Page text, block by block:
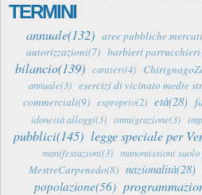
TERMINI
annuale(132) aree pubbliche
autorizzazioni(7) barbieri parrucchieri
bilancio(139) cantieri(4)
annuale(3) esercizi di vicinato medie
commerciali(9) esproprio(2) età(28)
idoneità alloggi(3) immigrazione(3)
pubblici(145) legge speciale per
manifestazioni(3) manomissioni
MestreCarpenedo(8) nazionalità(28)
popolazione(56)